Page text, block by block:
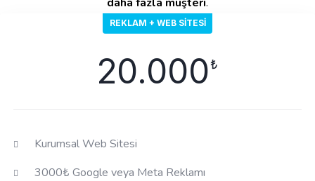
REKLAM + WEB SITESI
20.000₺
Kurumsal Web Sitesi
3000₺ Google veya Meta Reklamı